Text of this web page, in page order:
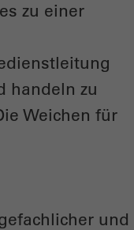
zu einer
handeln zu
Weichen für
und